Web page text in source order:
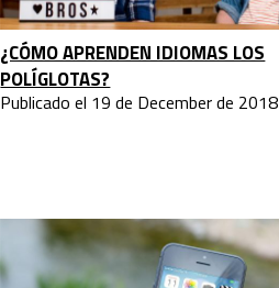
¿CÓMO APRENDEN IDIOMAS LOS
POLÍGLOTAS?
Publicado el 19 de December de 2018